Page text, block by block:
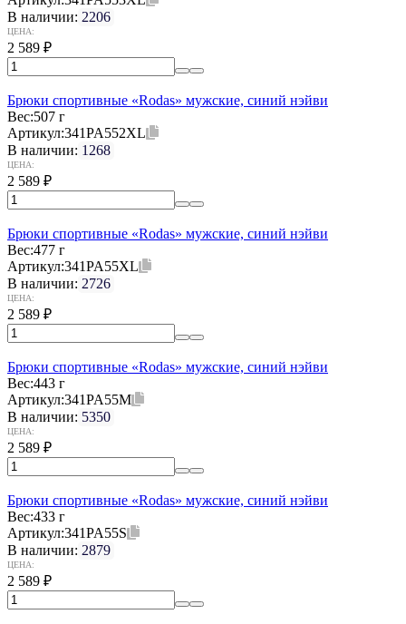
В наличии: 2206
ЦЕНА:
2 589 ₽
Брюки спортивные «Rodas» мужские, синий нэйви
Вес:507 г
Артикул:341PA552XL
В наличии: 1268
ЦЕНА:
2 589 ₽
Брюки спортивные «Rodas» мужские, синий нэйви
Вес:477 г
Артикул:341PA55XL
В наличии: 2726
ЦЕНА:
2 589 ₽
Брюки спортивные «Rodas» мужские, синий нэйви
Вес:443 г
Артикул:341PA55M
В наличии: 5350
ЦЕНА:
2 589 ₽
Брюки спортивные «Rodas» мужские, синий нэйви
Вес:433 г
Артикул:341PA55S
В наличии: 2879
ЦЕНА:
2 589 ₽